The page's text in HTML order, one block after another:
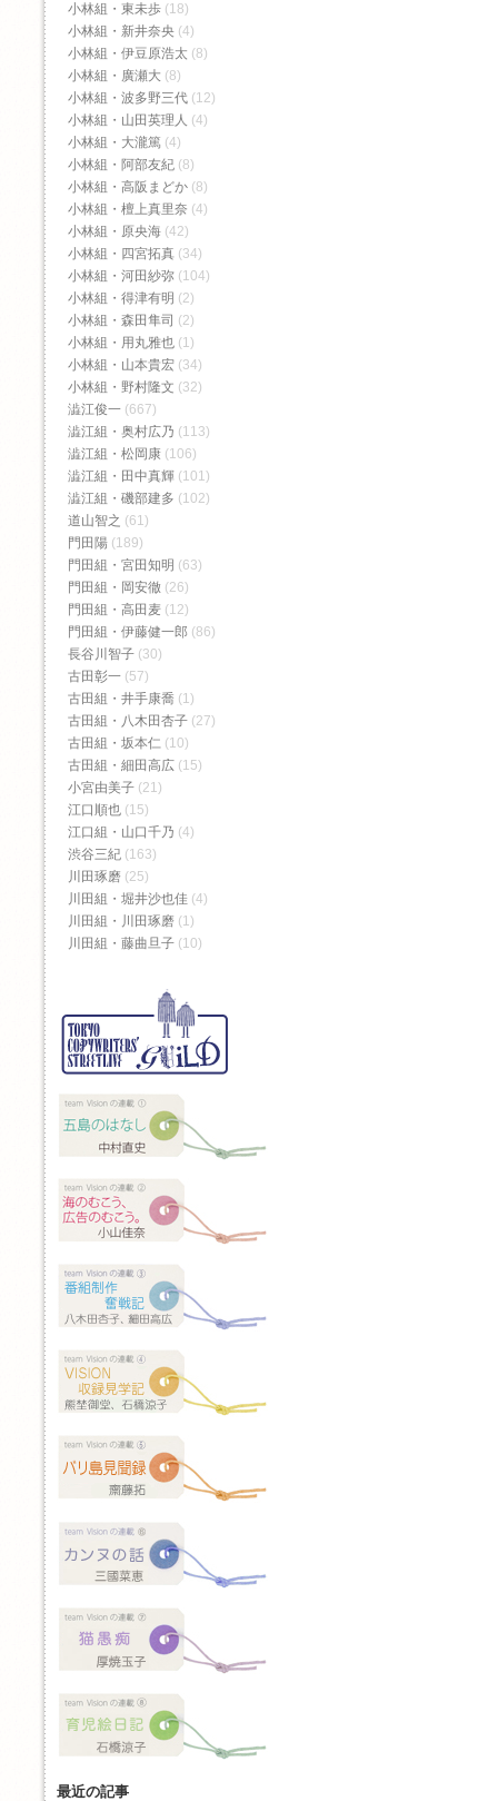
小林組・東未歩 (18)
小林組・新井奈央 (4)
小林組・伊豆原浩太 (8)
小林組・廣瀬大 (8)
小林組・波多野三代 (12)
小林組・山田英理人 (4)
小林組・大瀧篤 (4)
小林組・阿部友紀 (8)
小林組・高阪まどか (8)
小林組・檀上真里奈 (4)
小林組・原央海 (42)
小林組・四宮拓真 (34)
小林組・河田紗弥 (104)
小林組・得津有明 (2)
小林組・森田隼司 (2)
小林組・用丸雅也 (1)
小林組・山本貴宏 (34)
小林組・野村隆文 (32)
澁江俊一 (667)
澁江組・奥村広乃 (113)
澁江組・松岡康 (106)
澁江組・田中真輝 (101)
澁江組・磯部建多 (102)
道山智之 (61)
門田陽 (189)
門田組・宮田知明 (63)
門田組・岡安徹 (26)
門田組・高田麦 (12)
門田組・伊藤健一郎 (86)
長谷川智子 (30)
古田彰一 (57)
古田組・井手康喬 (1)
古田組・八木田杏子 (27)
古田組・坂本仁 (10)
古田組・細田高広 (15)
小宮由美子 (21)
江口順也 (15)
江口組・山口千乃 (4)
渋谷三紀 (163)
川田琢磨 (25)
川田組・堀井沙也佳 (4)
川田組・川田琢磨 (1)
川田組・藤曲旦子 (10)
最近の記事